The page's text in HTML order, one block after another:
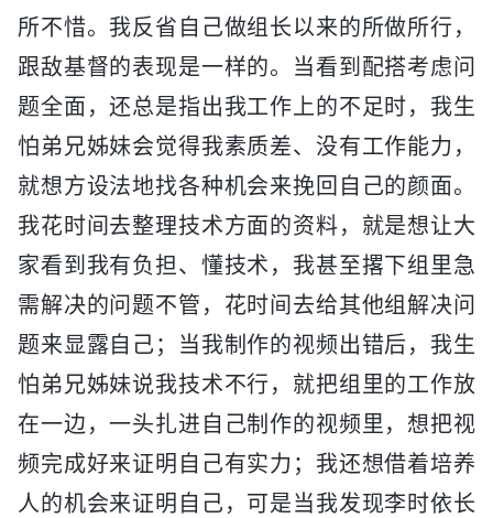
所不惜。我反省自己做组长以来的所做所行，
跟敌基督的表现是一样的。当看到配搭考虑问
题全面，还总是指出我工作上的不足时，我生
怕弟兄姊妹会觉得我素质差、没有工作能力，
就想方设法地找各种机会来挽回自己的颜面。
我花时间去整理技术方面的资料，就是想让大
家看到我有负担、懂技术，我甚至撂下组里急
需解决的问题不管，花时间去给其他组解决问
题来显露自己；当我制作的视频出错后，我生
怕弟兄姊妹说我技术不行，就把组里的工作放
在一边，一头扎进自己制作的视频里，想把视
频完成好来证明自己有实力；我还想借着培养
人的机会来证明自己，可是当我发现李时依长